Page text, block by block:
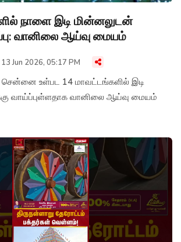
நாளை இடி மின்னலுடன்
வானிலை ஆய்வு மையம்
13 Jun 2026, 05:17 PM
சென்னை உள்பட 14 மாவட்டங்களில் இடி
வாய்ப்புள்ளதாக வானிலை ஆய்வு மையம்